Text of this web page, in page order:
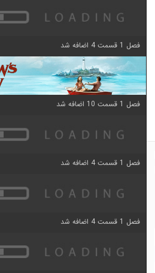
فصل 1 قسمت 4 اضافه شد
فصل 1 قسمت 10 اضافه شد
فصل 1 قسمت 4 اضافه شد
فصل 1 قسمت 4 اضافه شد